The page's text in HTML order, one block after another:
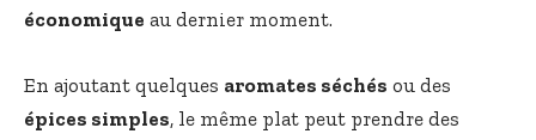
économique au dernier moment.
En ajoutant quelques aromates séchés ou des
épices simples, le même plat peut prendre des